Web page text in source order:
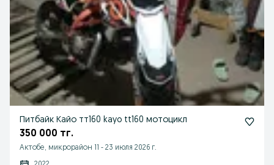
Питбайк Кайо тт160 kayo tt160 мотоцикл
350 000 тг.
Актобе, микрорайон 11 - 23 июля 2026 г.